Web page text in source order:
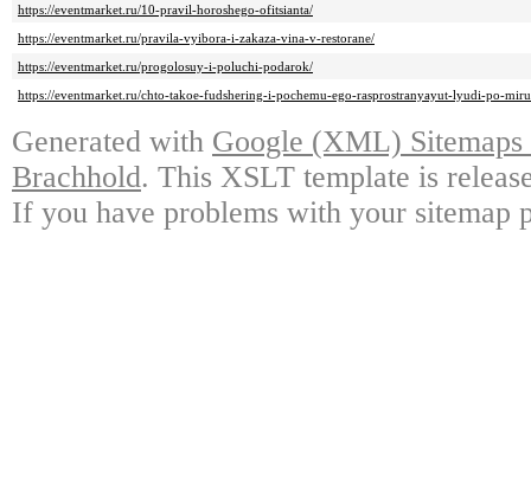
https://eventmarket.ru/10-pravil-horoshego-ofitsianta/
https://eventmarket.ru/pravila-vyibora-i-zakaza-vina-v-restorane/
https://eventmarket.ru/progolosuy-i-poluchi-podarok/
https://eventmarket.ru/chto-takoe-fudshering-i-pochemu-ego-rasprostranyayut-lyudi-po-
Generated with Google (XML)
Brachhold. This XSLT template is
If you have problems with your sitemap